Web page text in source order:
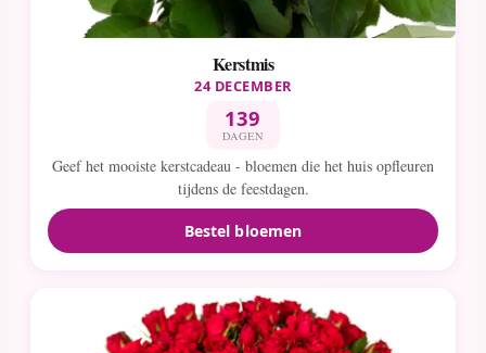
Kerstmis
24 DECEMBER
139
DAGEN
Geef het mooiste kerstcadeau - bloemen die het huis opfleuren
tijdens de feestdagen.
Bestel bloemen